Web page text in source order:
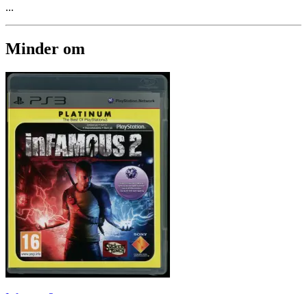
...
Minder om